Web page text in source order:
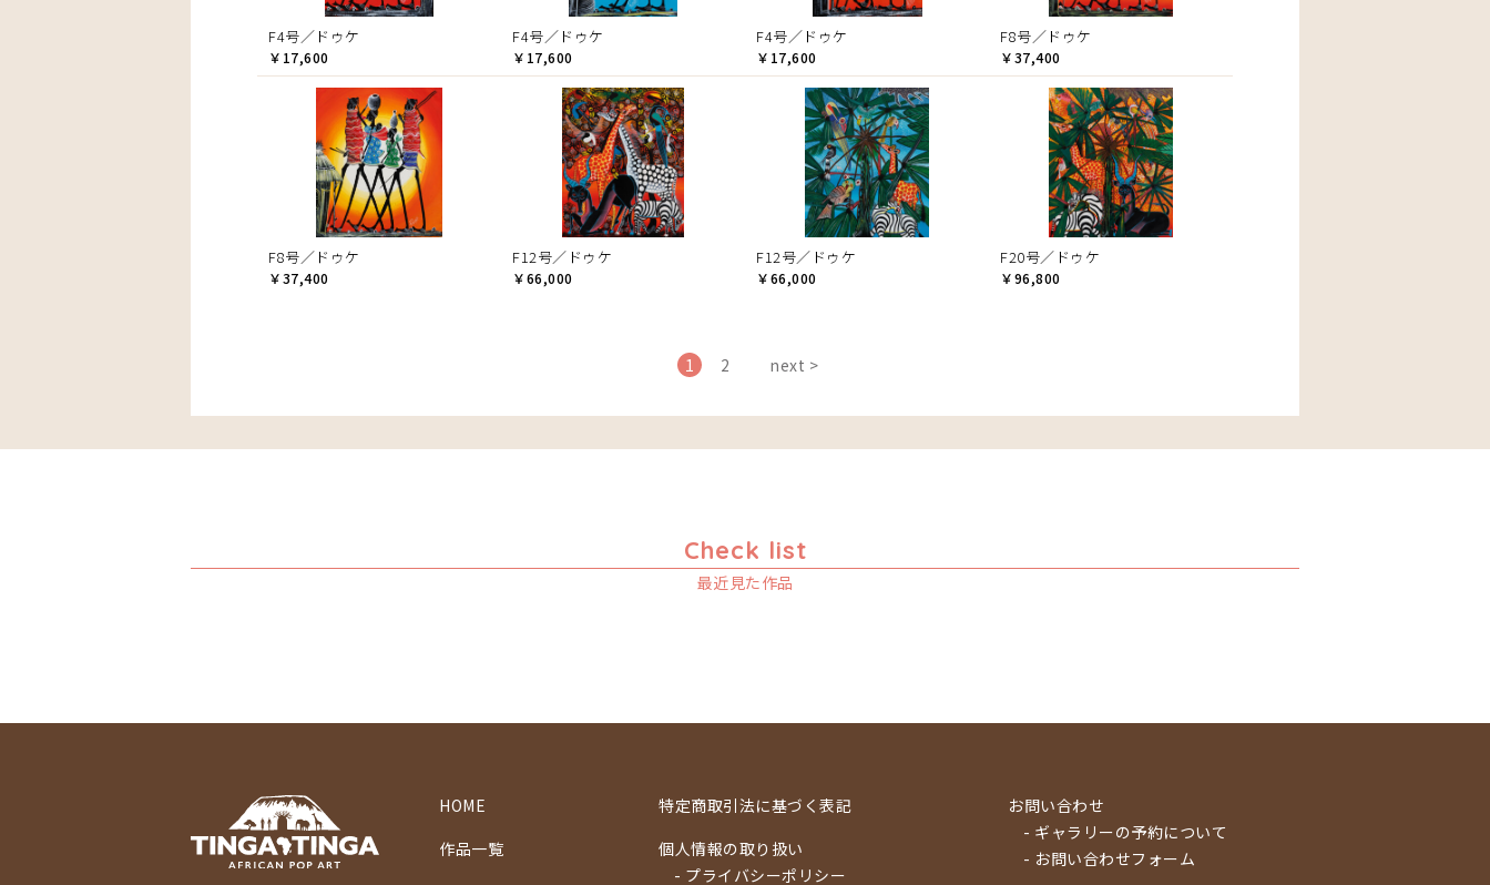
F4号／ドゥケ
￥17,600
F4号／ドゥケ
￥17,600
F4号／ドゥケ
￥17,600
F8号／ドゥケ
￥37,400
F8号／ドゥケ
￥37,400
F12号／ドゥケ
￥66,000
F12号／ドゥケ
￥66,000
F20号／ドゥケ
￥96,800
1 2 next >
Check list
最近見た作品
HOME
作品一覧
特定商取引法に基づく表記
個人情報の取り扱い
- プライバシーポリシー
お問い合わせ
- ギャラリーの予約について
- お問い合わせフォーム